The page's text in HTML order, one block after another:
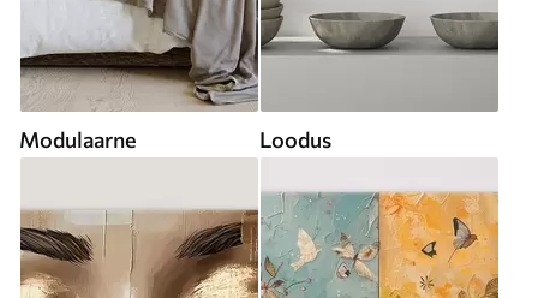
Modulaarne Loodus